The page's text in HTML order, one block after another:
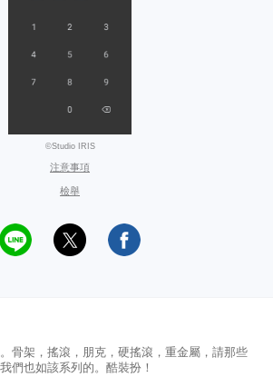
©Studio IRIS
注意事項
檢舉
骨架，搖滾，朋克，硬搖滾，重金屬，請那些
們也如該系列的。酷裝扮！